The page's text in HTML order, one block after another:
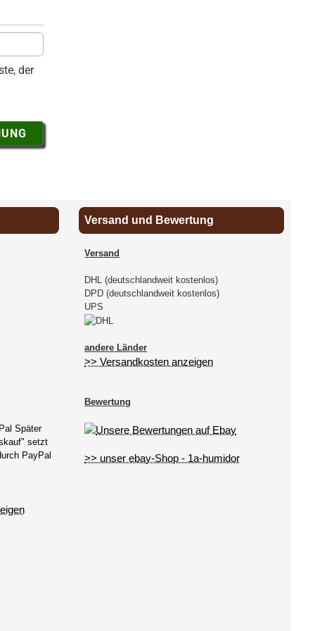
der
Später
setzt
PayPal
Versand und Bewertung
Versand
DHL (deutschlandweit kostenlos)
DPD (deutschlandweit kostenlos)
UPS
andere Länder
>> Versandkosten anzeigen
Bewertung
>> unser ebay-Shop - 1a-humidor